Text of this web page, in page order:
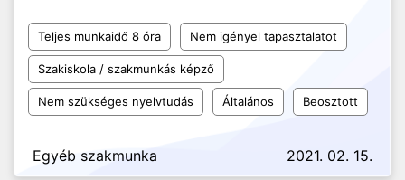
Teljes munkaidő 8 óra Nem igényel tapasztalatot
Szakiskola / szakmunkás képző
Nem szükséges nyelvtudás Általános Beosztott
Egyéb szakmunka 2021. 02. 15.